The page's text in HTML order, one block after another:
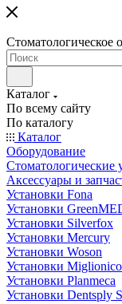
Стоматологическое
Каталог
По всему сайту
По каталогу
Каталог
Оборудование
Стоматологические
Аксессуары и
Установки Fona
Установки
Установки Silverfox
Установки Mercury
Установки Woson
Установки Miglionico
Установки Planmeca
Установки Dentsply